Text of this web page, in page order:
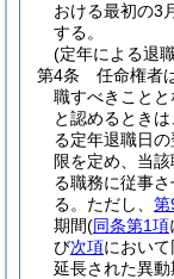
おける最初の3
する。
(定年による退
第4条
任命権者
職すべきこと
と認めるときは
る定年退職日
限を定め、当
る職務に従事
る。 ただし、 第
期間(同条第1項
び次項におい
延長された異